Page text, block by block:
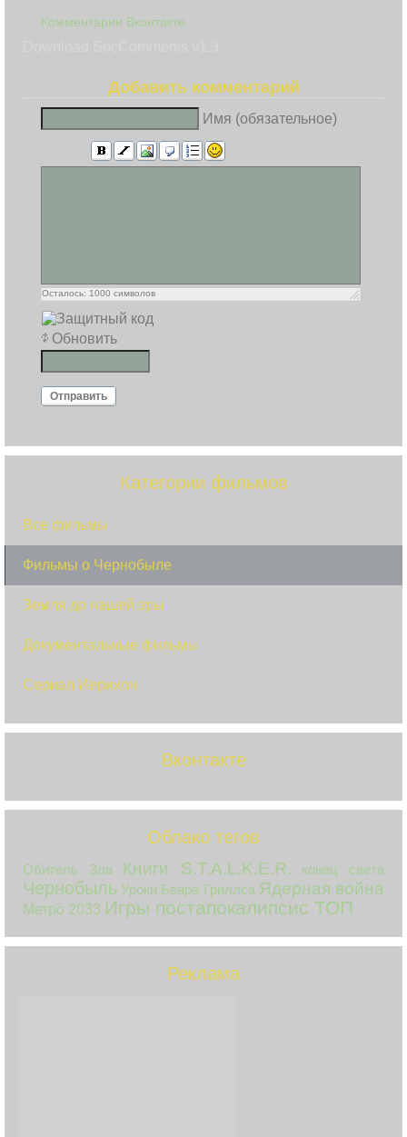
Комментарии Вконтакте
Добавить комментарий
Имя (обязательное)
Осталось: 1000 символов
Обновить
Отправить
Категории фильмов
Все фильмы
Фильмы о Чернобыле
Земля до нашей эры
Документальные фильмы
Сериал Иерихон
Вконтакте
Облако тегов
Обитель Зла Книги S.T.A.L.K.E.R. конец света
Чернобыль Уроки Беара Гриллса Ядерная война
Метро 2033 Игры постапокалипсис ТОП
Реклама